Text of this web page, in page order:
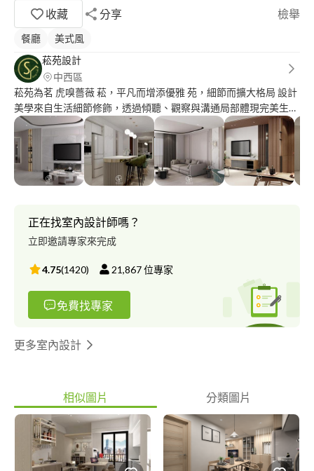
收藏
分享 檢舉
餐廳
美式風
菘苑設計
中西區
菘苑為茗 虎嗅薔薇 菘，平凡而增添優雅 苑，細節而擴大格局 設計
美學來自生活細節修飾，透過傾聽、觀察與溝通局部體現完美生活
品質。空間重新配置，將不完美的式樣，修飾為合適氣派的格局。
概念是能提供一個恢弘大氣並瑰麗無比的色感風格結合，建立持續
性創新的理念。 - 需求表單填寫：
https://forms.gle/bUcvBLuQs2dmjDUEA - 作品連結 Facebook：
https://www.facebook.com/sungyuan.design Instagram：
正在找室內設計師嗎？
立即邀請專家來完成
4.75(1420) 21,867位專家
免費找專家
更多室內設計
相似圖片 分類圖片